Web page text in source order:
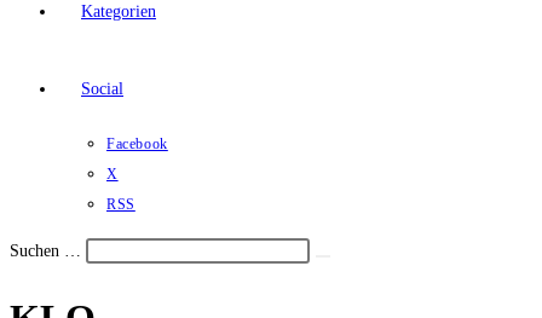
Kategorien
Social
Facebook
X
RSS
Suchen …
den